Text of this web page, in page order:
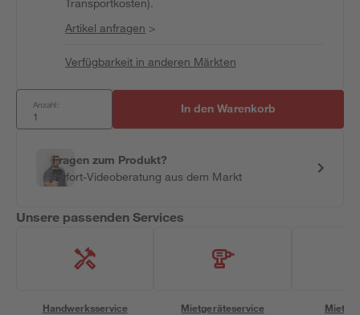
Transportkosten).
Artikel anfragen >
Verfügbarkeit in anderen Märkten
Anzahl: In den Warenkorb
Fragen zum Produkt?
Sofort-Videoberatung aus dem Markt
Unsere passenden Services
Handwerksservice Mietgeräteservice